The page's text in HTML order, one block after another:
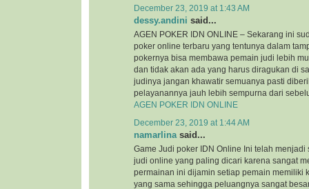
December 23, 2019 at 1:43 AM
dessy.andini said...
AGEN POKER IDN ONLINE – Sekarang ini
poker online terbaru yang tentunya dalam
pokernya bisa membawa pemain judi lebih
dan tidak akan ada yang harus diragukan di
judinya jangan khawatir semuanya pasti
pelayanannya jauh lebih sempurna dari
AGEN POKER IDN ONLINE
December 23, 2019 at 1:44 AM
namarlina said...
Game Judi poker IDN Online Ini telah menjadi
judi online yang paling dicari karena sangat
permainan ini dijamin setiap pemain memiliki
yang sama sehingga peluangnya sangat